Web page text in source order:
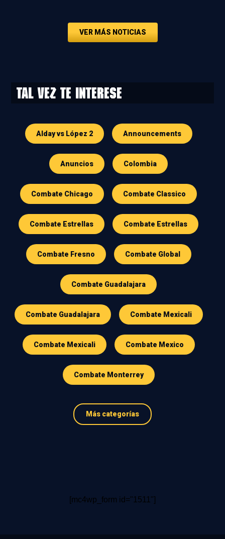
VER MÁS NOTICIAS
Tal vez te interese
Alday vs López 2 Announcements
Anuncios Colombia
Combate Chicago Combate Classico
Combate Estrellas Combate Estrellas
Combate Fresno Combate Global
Combate Guadalajara
Combate Guadalajara Combate Mexicali
Combate Mexicali Combate Mexico
Combate Monterrey
Más categorías
[mc4wp_form id="1511"]